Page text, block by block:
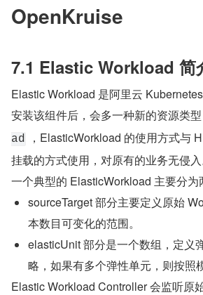
OpenKruise
7.1 Elastic Workload 简
Elastic Workload 是阿里云
安装该组件后，会多一种新的资源类型
ad
，ElasticWorkload 的使用方式与
挂载的方式使用，对原有的业务无侵入
一个典型的 ElasticWorkload 主要分为
sourceTarget 部分主要定义原始
本数目可变化的范围。
elasticUnit 部分是一个数组，定义
略，如果有多个弹性单元，则按照
Elastic Workload Controller 会监听原